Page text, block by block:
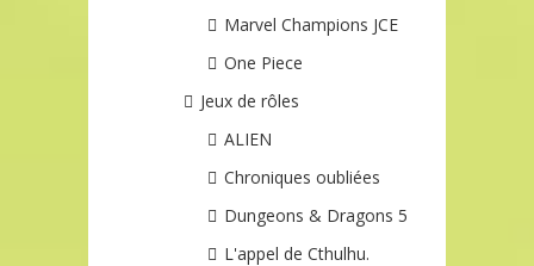
Marvel Champions JCE
One Piece
Jeux de rôles
ALIEN
Chroniques oubliées
Dungeons & Dragons 5
L'appel de Cthulhu.